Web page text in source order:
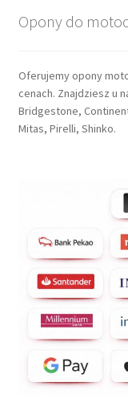
Opony do
Oferujemy opony
cenach. Znajdziesz u
Bridgestone,
Mitas, Pirelli, Shinko.